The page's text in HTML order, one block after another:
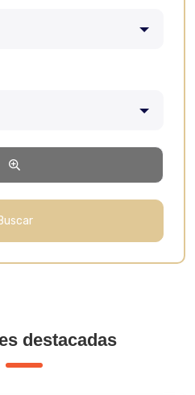
destacadas